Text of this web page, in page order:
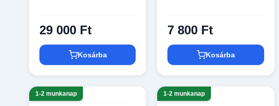
29 000 Ft
Kosárba
7 800 Ft
Kosárba
1-2 munkanap 1-2 munkanap